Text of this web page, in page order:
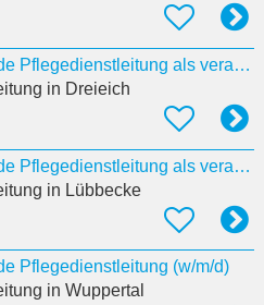
Stellvertretende Pflegedienstleitung als verantwortliche:r Pflegeprozesskoordinator:in (w/m/d)
in Dreieich
Stellvertretende Pflegedienstleitung als verantwortliche:r Pflegeprozesskoordinator:in (w/m/d)
in Lübbecke
Pflegedienstleitung (w/m/d)
in Wuppertal